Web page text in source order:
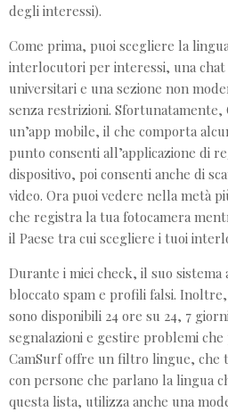
degli interessi).
Come prima, puoi scegliere la
interlocutori per interessi, una
universitari e una sezione non
senza restrizioni. Sfortunatamente,
un’app mobile, il che comporta
punto consenti all’applicazione di
dispositivo, poi consenti anche di
video. Ora puoi vedere nella metà
che registra la tua fotocamera
il Paese tra cui scegliere i tuoi
Durante i miei check, il suo
bloccato spam e profili falsi.
sono disponibili 24 ore su 24, 7
segnalazioni e gestire problemi
CamSurf offre un filtro lingue, che
con persone che parlano la lingua
questa lista, utilizza anche una